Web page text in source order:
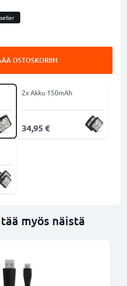
OSTOSKORIIN
2x Akku 150mAh
34,95 €
myös näistä